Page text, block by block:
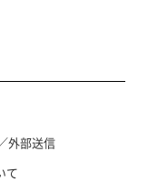
外部送信
て